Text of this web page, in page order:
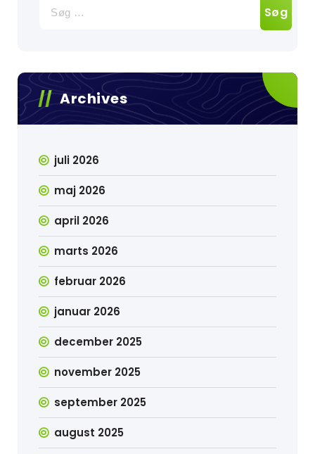
efter:
Archives
juli 2026
maj 2026
april 2026
marts 2026
februar 2026
januar 2026
december 2025
november 2025
september 2025
august 2025